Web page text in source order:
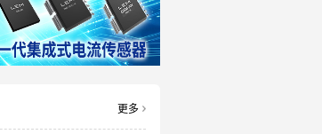
更多